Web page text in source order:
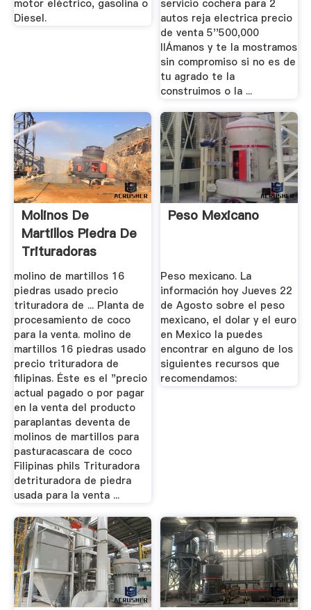
motor eléctrico, gasolina o
Diesel.
servicio cochera para 2
autos reja electrica precio
de venta 5''500,000
llÁmanos y te la mostramos
sin compromiso si no es de
tu agrado te la
construimos o la ...
Molinos De
Martillos Piedra De
Trituradoras
molino de martillos 16
piedras usado precio
trituradora de ... Planta de
procesamiento de coco
para la venta. molino de
martillos 16 piedras usado
precio trituradora de
filipinas. Éste es el "precio
actual pagado o por pagar
en la venta del producto
paraplantas deventa de
molinos de martillos para
pasturacascara de coco
Filipinas phils Trituradora
detrituradora de piedra
usada para la venta ...
Peso Mexicano
Peso mexicano. La
información hoy Jueves 22
de Agosto sobre el peso
mexicano, el dolar y el euro
en Mexico la puedes
encontrar en alguno de los
siguientes recursos que
recomendamos: